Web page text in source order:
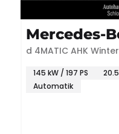
Mercedes-
d 4MATIC AHK
145 kW / 197 PS
Automatik